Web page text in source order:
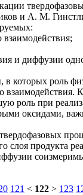
и А. М.
взаимодействия;
и диффузии
которых роль
роль при
оксидами,
продукта
121 < 122 > 123